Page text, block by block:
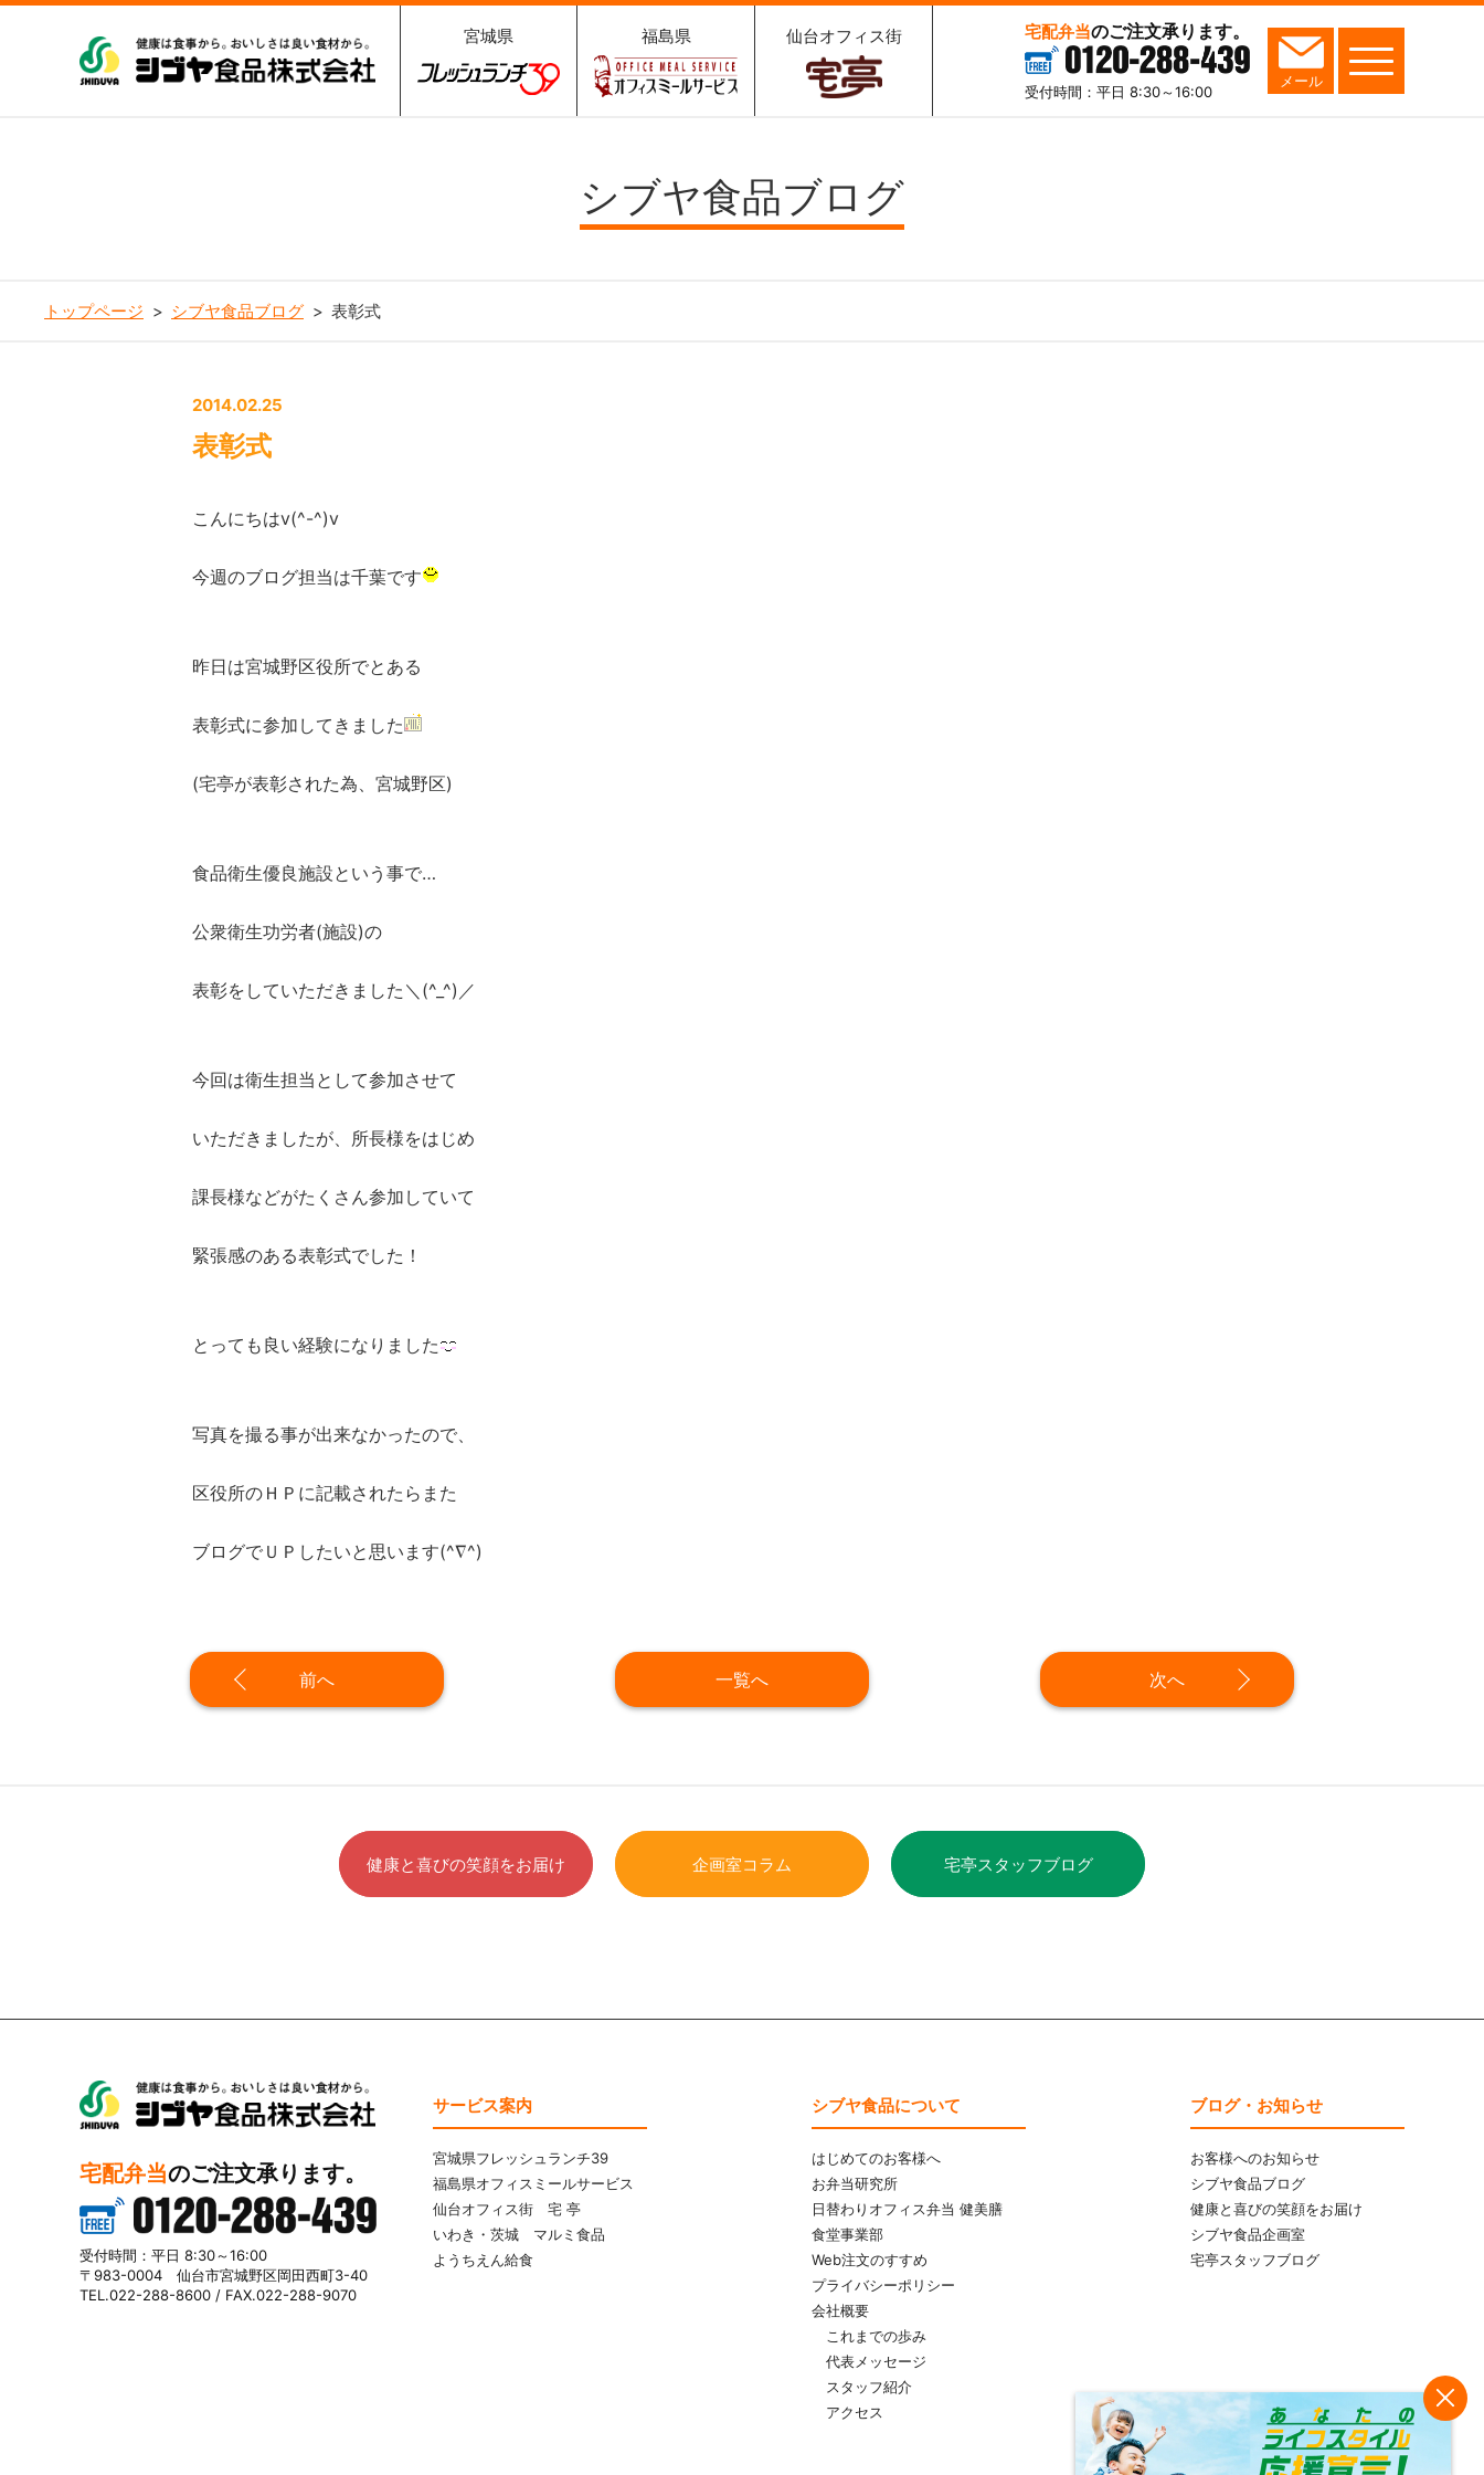
宮城県 福島県 仙台オフィス街 宅配弁当のご注文承ります。
0120-288-439
受付時間：平日 8:30～16:00
メール
シブヤ食品ブログ
トップページ シブヤ食品ブログ 表彰式
2014.02.25
表彰式
こんにちはv(^-^)v
今週のブログ担当は千葉です
昨日は宮城野区役所でとある
表彰式に参加してきました
(宅亭が表彰された為、宮城野区)
食品衛生優良施設という事で…
公衆衛生功労者(施設)の
表彰をしていただきました＼(^_^)／
今回は衛生担当として参加させて
いただきましたが、所長様をはじめ
課長様などがたくさん参加していて
緊張感のある表彰式でした！
とっても良い経験になりました
写真を撮る事が出来なかったので、
区役所のＨＰに記載されたらまた
ブログでＵＰしたいと思います(^∇^)
前へ 次へ
一覧へ
健康と喜びの笑顔をお届け 企画室コラム 宅亭スタッフブログ
宅配弁当のご注文承ります。
受付時間：平日 8:30～16:00
〒983-0004 仙台市宮城野区岡田西町3-40
TEL.022-288-8600 / FAX.022-288-9070
サービス案内
宮城県フレッシュランチ39
福島県オフィスミールサービス
仙台オフィス街 宅 亭
いわき・茨城 マルミ食品
ようちえん給食
シブヤ食品について
はじめてのお客様へ
お弁当研究所
日替わりオフィス弁当 健美膳
食堂事業部
Web注文のすすめ
プライバシーポリシー
会社概要
これまでの歩み
代表メッセージ
スタッフ紹介
アクセス
ブログ・お知らせ
お客様へのお知らせ
シブヤ食品ブログ
健康と喜びの笑顔をお届け
シブヤ食品企画室
宅亭スタッフブログ